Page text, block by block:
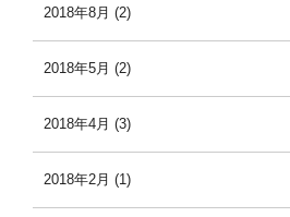
2018年8月 (2)
2018年5月 (2)
2018年4月 (3)
2018年2月 (1)